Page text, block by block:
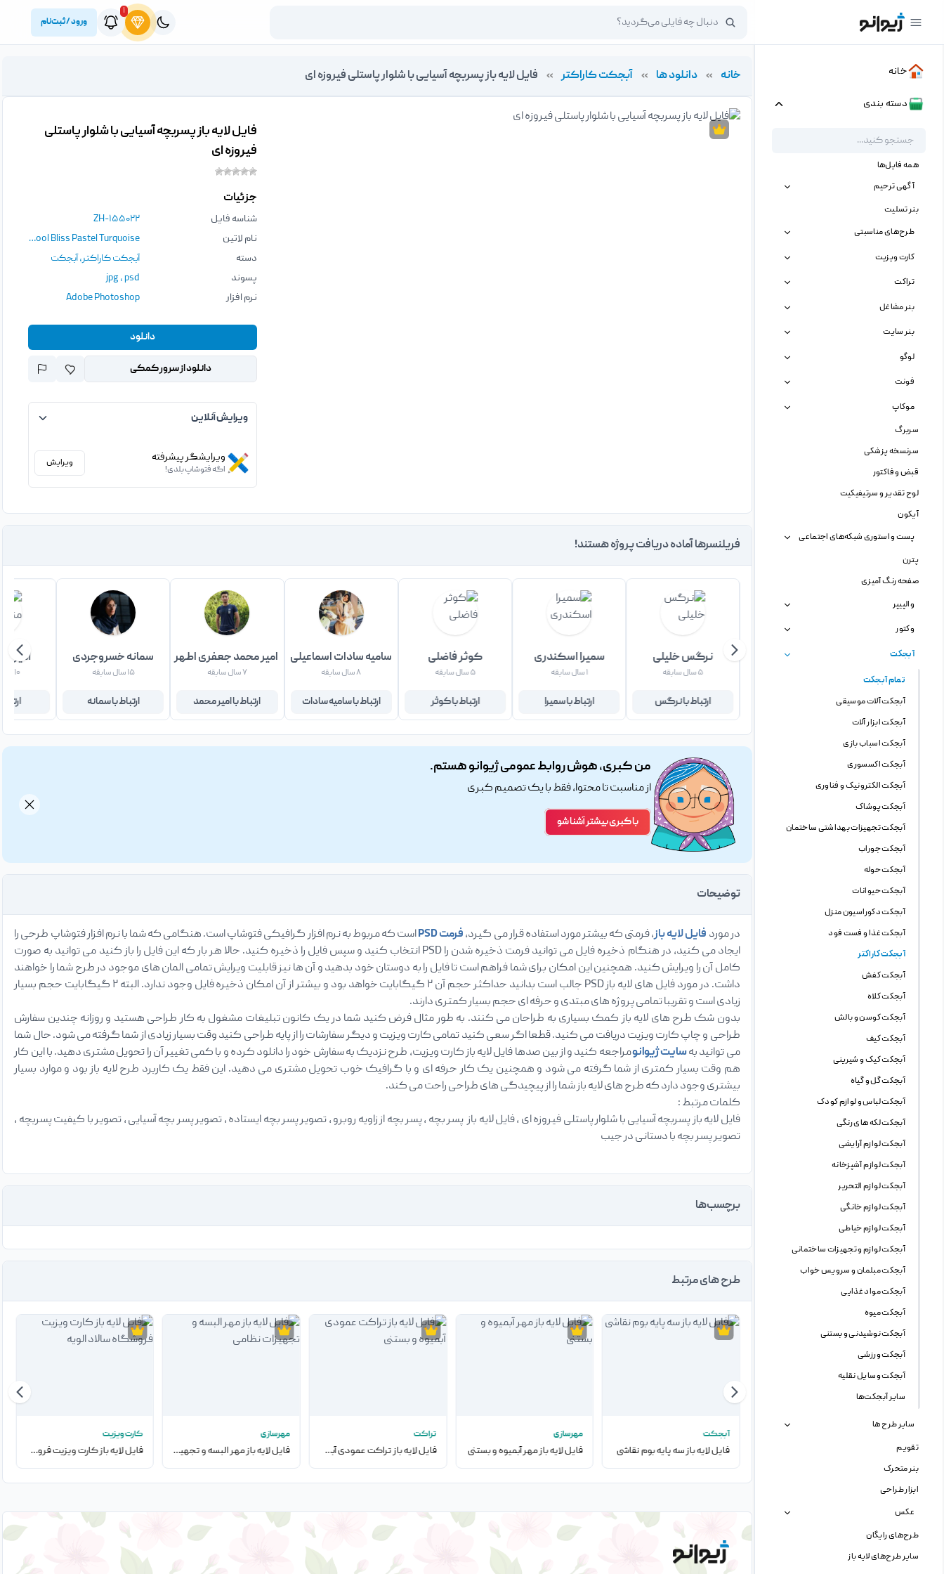
۱
ورود / ثبت‌نام
خانه
دسته بندی
همه فایل‌ها
آگهی ترحیم
بنر تسلیت
طرح‌های مناسبتی
کارت ویزیت
تراکت
بنر مشاغل
بنر سایت
لوگو
فونت
موکاپ
سربرگ
سرنسخه پزشکی
قبض و فاکتور
لوح تقدیر و سرتیفیکیت
آیکون
پست و استوری شبکه‌های اجتماعی
پترن
صفحه رنگ آمیزی
والپیپر
وکتور
آبجکت
تمام آبجکت
آبجکت آلات موسیقی
آبجکت ابزار آلات
آبجکت اسباب بازی
آبجکت اکسسوری
آبجکت الکترونیک و فناوری
آبجکت پوشاک
آبجکت تجهیزات بهداشتی ساختمان
آبجکت جوراب
آبجکت حوله
آبجکت حیوانات
آبجکت دکوراسیون منزل
آبجکت غذا و فست فود
آبجکت کاراکتر
آبجکت کفش
آبجکت کلاه
آبجکت کوسن و بالش
آبجکت کیف
آبجکت کیک و شیرینی
آبجکت گل و گیاه
آبجکت لباس و لوازم کودک
آبجکت لکه های رنگی
آبجکت لوازم آرایشی
آبجکت لوازم آشپزخانه
آبجکت لوازم التحریر
آبجکت لوازم خانگی
آبجکت لوازم خیاطی
آبجکت لوازم و تجهیزات ساختمانی
آبجکت مبلمان و سرویس خواب
آبجکت مواد غذایی
آبجکت میوه
آبجکت نوشیدنی و بستنی
آبجکت ورزشی
آبجکت وسایل نقلیه
سایر آبجکت‌ها
سایر طرح ها
تقویم
بنر متحرک
ابزار طراحی
عکس
طرح‌های رایگان
سایر طرح‌های لایه باز
خانه » دانلود ها » آبجکت کاراکتر » فایل لایه باز پسربچه آسیایی با شلوار پاستلی فیروزه ای
فایل لایه باز پسربچه آسیایی با شلوار پاستلی
فیروزه ای
جزئیات
شناسه فایل
ZH-۱۵۵۰۲۲
نام لاتین
Little Asian Engineer Preschool Bliss Pastel Turquoise
دسته
آبجکت کاراکتر,آبجکت
پسوند
jpg ،psd
نرم افزار
Adobe Photoshop
دانلود
دانلود از سرور کمکی
ویرایش آنلاین
ویرایشگر پیشرفته
اگه فتوشاپ بلدی!
ویرایش
فریلنسرها آماده دریافت پروژه هستند!
پریناز ترابی نرگس خلیلی
۵ سال سابقه
ارتباط با نرگس
سمیرا اسکندری
۱ سال سابقه
ارتباط با سمیرا
کوثر فاضلی
۵ سال سابقه
ارتباط با کوثر
سامیه سادات اسماعیلی
۸ سال سابقه
ارتباط با سامیه سادات
امیر محمد جعفری اطهر
۷ سال سابقه
ارتباط با امیر محمد
سمانه خسروجردی
۱۵ سال سابقه
ارتباط با سمانه
امیر
۱۰ سال سابقه
من کبری، هوش روابط عمومی ژیوانو هستم.
از مناسبت تا محتوا، فقط با یک تصمیم کبری
با کبری بیشتر آشنا شو
توضیحات
در مورد فایل لایه باز، فرمتی که بیشتر مورد استفاده قرار می گیرد،فرمت PSD
است که مربوط به نرم افزار گرافیکی فتوشاپ است. هنگامی که شما با نرم افزار فتوشاپ طرحی را
ایجاد می کنید، در هنگام ذخیره فایل می توانید فرمت ذخیره شدن را PSD انتخاب کنید و سپس فایل را ذخیره کنید. حالا هر بار که این فایل را باز کنید می توانید به صورت
کامل آن را ویرایش کنید. همچنین این امکان برای شما فراهم است تا فایل را به دوستان خود بدهید و آن ها نیز قابلیت ویرایش تمامی المان های موجود در طرح شما را خواهند
داشت. در مورد فایل های لایه باز PSD جالب است بدانید حداکثر حجم آن ۲ گیگابایت خواهد بود و بیشتر از آن امکان ذخیره فایل وجود ندارد. البته ۲ گیگابایت حجم بسیار
زیادی است و تقریبا تمامی پروژه های مبتدی و حرفه ای حجم بسیار کمتری دارند.
بدون شک طرح های لایه باز کمک بسیاری به طراحان می کنند. به طور مثال فرض کنید شما در یک کانون تبلیغات مشغول به کار طراحی هستید و روزانه چندین سفارش
طراحی و چاپ کارت ویزیت دریافت می کنید. قطعا اگر سعی کنید تمامی کارت ویزیت و دیگر سفارشات را از پایه طراحی کنید وقت بسیار زیادی از شما گرفته می شود. حال شما
می توانید بهسایت ژیوانومراجعه کنید و از بین صدها فایل لایه باز کارت ویزیت، طرح نزدیک به سفارش خود را دانلود کرده و با کمی تغییر آن را تحویل مشتری دهید. با این کار
هم وقت بسیار کمتری از شما گرفته می شود و همچنین یک کار حرفه ای و با گرافیک خوب تحویل مشتری می دهید. این فقط یک کاربرد طرح لایه باز بود و موارد بسیار
بیشتری وجود دارد که طرح های لایه باز شما را از پیچیدگی های طراحی راحت می کند.
کلمات مرتبط :
فایل لایه باز پسربچه آسیایی با شلوار پاستلی فیروزه ای ، فایل لایه باز پسر بچه ، پسر بچه از زاویه روبرو ، تصویر پسر بچه ایستاده ، تصویر پسر بچه آسیایی ، تصویر با کیفیت پسربچه ،
تصویر پسر بچه با دستانی در جیب
برچسب‌ها
طرح های مرتبط
آبجکت
فایل لایه باز سه پایه بوم نقاشی
مهرسازی
فایل لایه باز مهر آبمیوه و بستنی
تراکت
فایل لایه باز تراکت عمودی آبمیوه و بستنی
مهرسازی
فایل لایه باز مهر البسه و تجهیزات نظامی
کارت ویزیت
فایل لایه باز کارت ویزیت فروشگاه سالاد الویه